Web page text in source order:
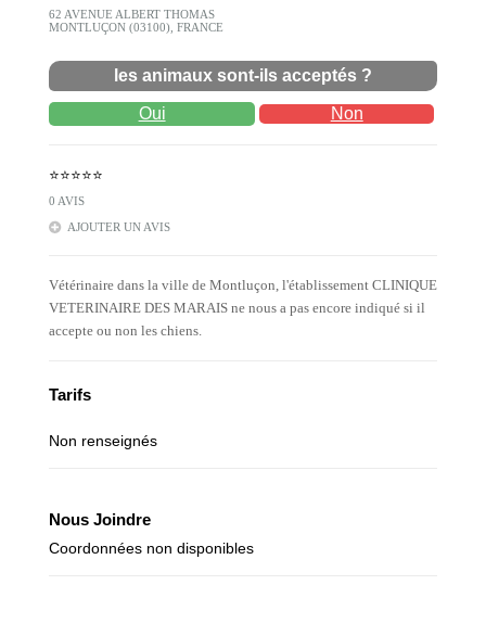
62 AVENUE ALBERT THOMAS
MONTLUÇON (03100), FRANCE
les animaux sont-ils acceptés ?
Oui Non
⭐⭐⭐⭐⭐
0 AVIS
AJOUTER UN AVIS
Vétérinaire dans la ville de Montluçon, l'établissement CLINIQUE
VETERINAIRE DES MARAIS ne nous a pas encore indiqué si il
accepte ou non les chiens.
Tarifs
Non renseignés
Nous Joindre
Coordonnées non disponibles